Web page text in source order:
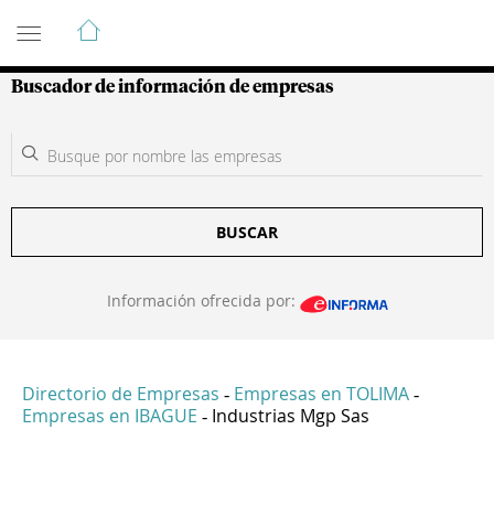
Guía de Empresas Colombianas
Buscador de información de empresas
BUSCAR
Información ofrecida por:
Directorio de Empresas - Empresas en TOLIMA -
Empresas en IBAGUE - Industrias Mgp Sas